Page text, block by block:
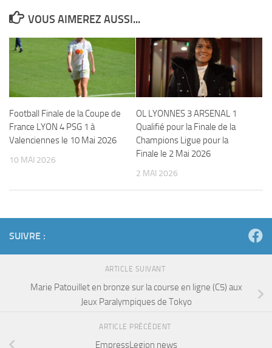
VOUS AIMEREZ AUSSI...
Football Finale de la Coupe de
France LYON 4 PSG 1 à
Valenciennes le 10 Mai 2026
10 MAI 2026
OL LYONNES 3 ARSENAL 1
Qualifié pour la Finale de la
Champions Ligue pour la
Finale le 2 Mai 2026
2 MAI 2026
SUIVRE :
ARTICLE SUIVANT
Marie Patouillet en bronze sur la course en ligne (C5) aux
Jeux Paralympiques de Tokyo
ARTICLE PRÉCÉDENT
EmpressLegion news